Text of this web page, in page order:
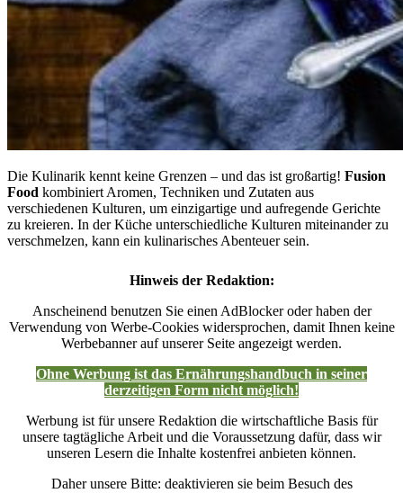
Die Kulinarik kennt keine Grenzen – und das ist großartig! Fusion
Food kombiniert Aromen, Techniken und Zutaten aus
verschiedenen Kulturen, um einzigartige und aufregende Gerichte
zu kreieren. In der Küche unterschiedliche Kulturen miteinander zu
verschmelzen, kann ein kulinarisches Abenteuer sein.
Hinweis der Redaktion:
Anscheinend benutzen Sie einen AdBlocker oder haben der
Verwendung von Werbe-Cookies widersprochen, damit Ihnen keine
Werbebanner auf unserer Seite angezeigt werden.
Ohne Werbung ist das Ernährungshandbuch in seiner
derzeitigen Form nicht möglich!
Werbung ist für unsere Redaktion die wirtschaftliche Basis für
unsere tagtägliche Arbeit und die Voraussetzung dafür, dass wir
unseren Lesern die Inhalte kostenfrei anbieten können.
Daher unsere Bitte: deaktivieren sie beim Besuch des